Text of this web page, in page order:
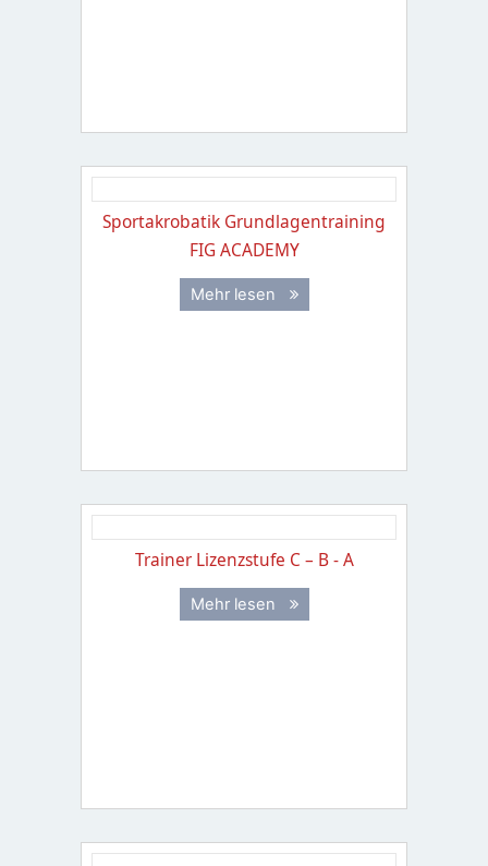
Sportakrobatik Grundlagentraining
FIG ACADEMY
Mehr lesen
Trainer Lizenzstufe C – B - A
Mehr lesen